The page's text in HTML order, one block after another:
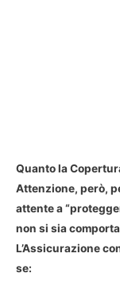
Quanto la
Attenzione, però,
attente a
non si sia
L’Assicurazione
se: